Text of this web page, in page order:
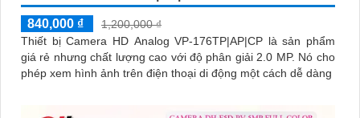
840,000 ₫
1,200,000 ₫
Thiết bị Camera HD Analog VP-176TP|AP|CP là sản phẩm
giá rẻ nhưng chất lượng cao với độ phân giải 2.0 MP. Nó cho
phép xem hình ảnh trên điện thoại di động một cách dễ dàng